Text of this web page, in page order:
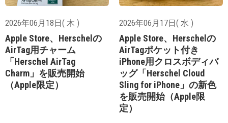
2026年06月18日( 木 )
Apple Store、Herschelの
AirTag用チャーム
「Herschel AirTag
Charm」を販売開始
（Apple限定）
2026年06月17日( 水 )
Apple Store、Herschelの
AirTagポケット付き
iPhone用クロスボディバ
ッグ「Herschel Cloud
Sling for iPhone」の新色
を販売開始（Apple限
定）